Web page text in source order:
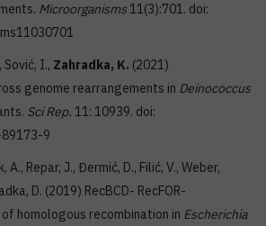
Microorganisms 11(3):701. doi:
Sović, I., Zahradka, K. (2021)
genome rearrangements in Deinococcus
Sci Rep. 11: 10939. doi:
9
A., Repar, J., Đermić, D., Filić, V., Weber,
D. (2019) RecBCD- RecFOR-
homologous recombination in Escherichia